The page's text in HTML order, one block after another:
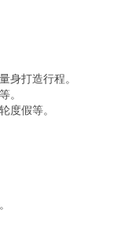
身打造行程。
。
度假等。